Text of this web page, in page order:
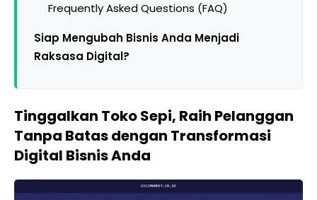
Frequently Asked Questions (FAQ)
Siap Mengubah Bisnis Anda Menjadi
Raksasa Digital?
Tinggalkan Toko Sepi, Raih Pelanggan
Tanpa Batas dengan Transformasi
Digital Bisnis Anda